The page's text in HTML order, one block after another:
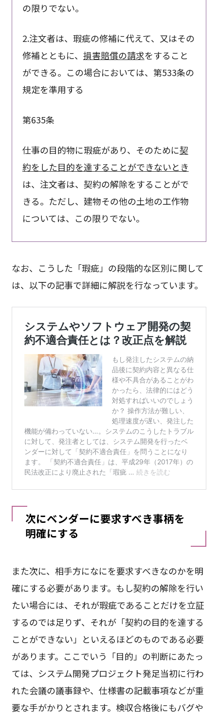
の限りでない。
2.注文者は、瑕疵の修補に代えて、又はその
修補とともに、 損害賠償の請求をすること
ができる。この場合においては、第533条の
規定を準用する
第635条
仕事の目的物に瑕疵があり、そのために契
約をした目的を達することができないとき
は、注文者は、契約の解除をすることがで
きる。ただし、建物その他の土地の工作物
については、この限りでない。
なお、こうした「瑕疵」の段階的な区別に関して
は、以下の記事で詳細に解説を行なっています。
次にベンダーに要求すべき事柄を
明確にする
また次に、相手方になにを要求すべきなのかを明
確にする必要があります。もし契約の解除を行い
たい場合には、それが瑕疵であることだけを立証
するのでは足りず、それが「契約の目的を達する
ことができない」といえるほどのものである必要
があります。ここでいう「目的」の判断にあたっ
ては、システム開発プロジェクト発足当初に行わ
れた会議の議事録や、仕様書の記載事項などが重
要な手がかりとされます。検収合格後にもバグや